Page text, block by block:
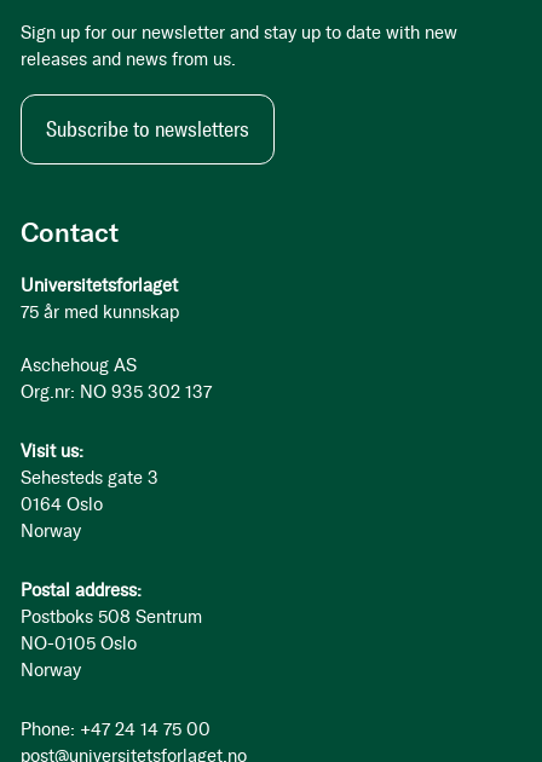
Contact
Universitetsforlaget
75 år med kunnskap
Aschehoug AS
Org.nr: NO 935 302 137
Visit us:
Sehesteds gate 3
0164 Oslo
Norway
Postal address:
Postboks 508 Sentrum
NO-0105 Oslo
Norway
Phone: +47 24 14 75 00
post@universitetsforlaget.no
Sign up for our newsletter and stay up to date with new
releases and news from us.
Subscribe to newsletters